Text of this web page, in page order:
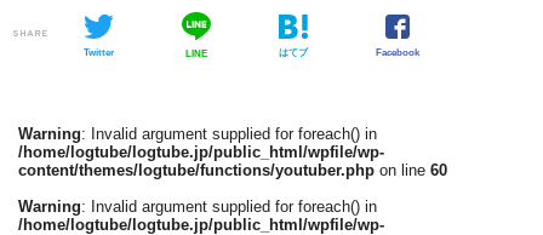
SHARE
Twitter LINE はてブ Facebook
Warning: Invalid argument supplied for foreach() in
/home/logtube/logtube.jp/public_html/wpfile/wp-
content/themes/logtube/functions/youtuber.php on line 60
Warning: Invalid argument supplied for foreach() in
/home/logtube/logtube.jp/public_html/wpfile/wp-